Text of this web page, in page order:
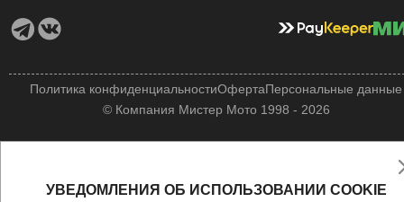
© Компания Мистер Мото 1998 - 2026
Политика конфиденциальностиОфертаПерсональные данные
УВЕДОМЛЕНИЯ ОБ ИСПОЛЬЗОВАНИИ COOKIE